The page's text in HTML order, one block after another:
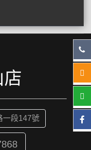
一段147號